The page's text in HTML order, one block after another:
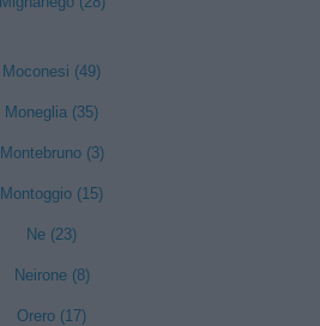
Moconesi (49)
Moneglia (35)
Montebruno (3)
Montoggio (15)
Ne (23)
Neirone (8)
Orero (17)